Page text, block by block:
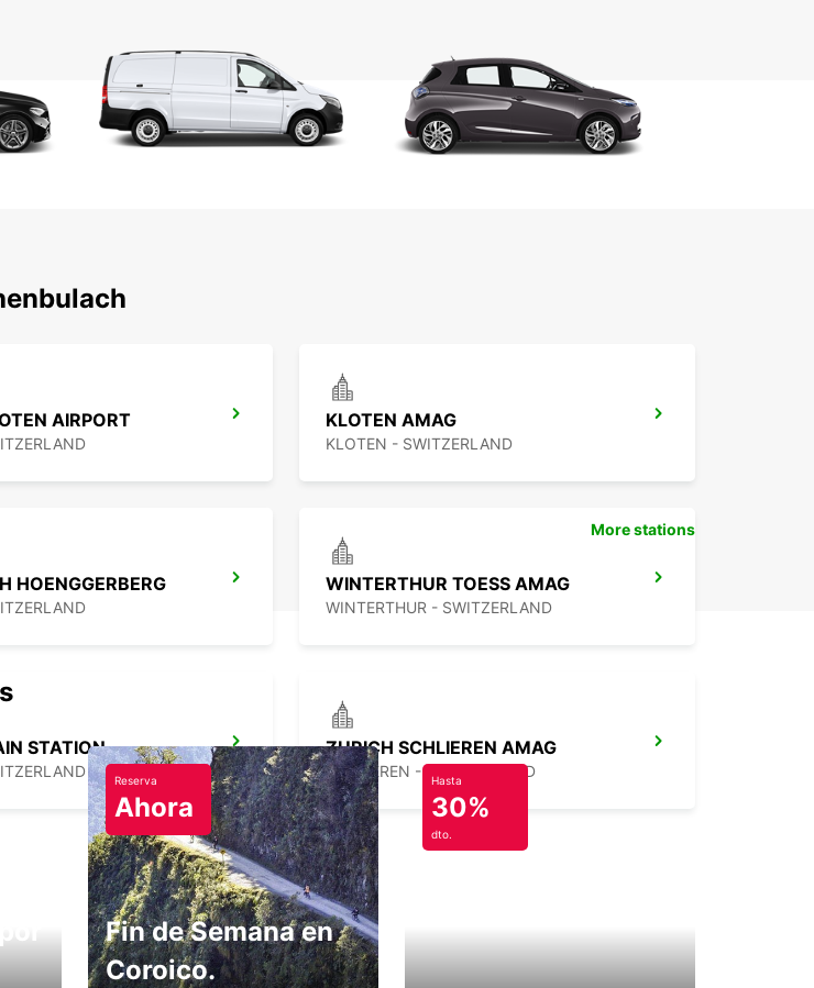
AIRPORT KLOTEN AMAG
KLOTEN - SWITZERLAND
HOENGGERBERG WINTERTHUR TOESS AMAG
WINTERTHUR - SWITZERLAND
STATION ZURICH SCHLIEREN AMAG
SCHLIEREN - SWITZERLAND
More stations
Reserva
Ahora
Fin de Semana en
Coroico.
Hasta
30%
dto.